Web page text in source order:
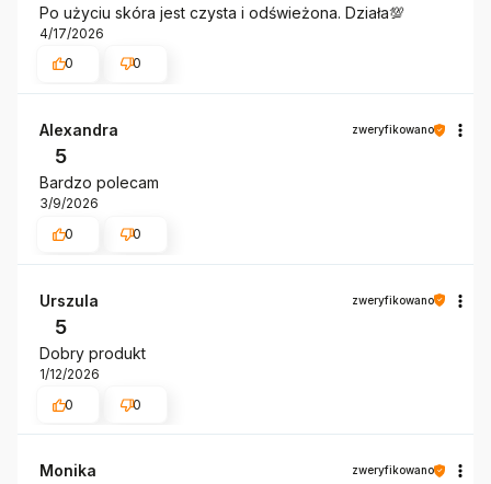
Po użyciu skóra jest czysta i odświeżona. Działa💯
4/17/2026
0
0
Alexandra zweryfikowano
5
Bardzo polecam
3/9/2026
0
0
Urszula zweryfikowano
5
Dobry produkt
1/12/2026
0
0
Monika zweryfikowano